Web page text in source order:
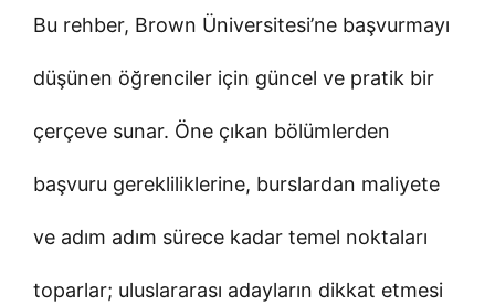
Bu rehber, Brown Üniversitesi’ne başvurmayı
düşünen öğrenciler için güncel ve pratik bir
çerçeve sunar. Öne çıkan bölümlerden
başvuru gerekliliklerine, burslardan maliyete
ve adım adım sürece kadar temel noktaları
toparlar; uluslararası adayların dikkat etmesi